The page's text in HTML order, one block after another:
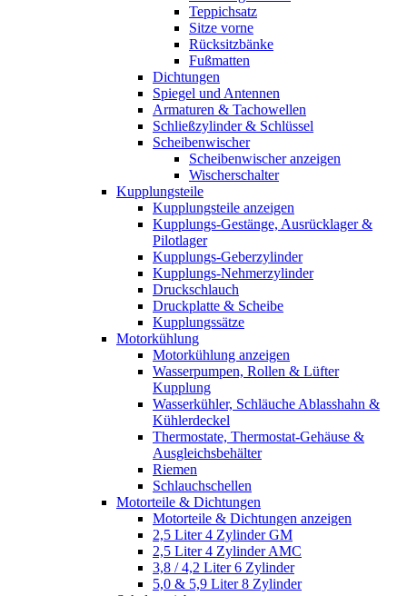
Teppichsatz
Sitze vorne
Rücksitzbänke
Fußmatten
Dichtungen
Spiegel und Antennen
Armaturen & Tachowellen
Schließzylinder & Schlüssel
Scheibenwischer
Scheibenwischer anzeigen
Wischerschalter
Kupplungsteile
Kupplungsteile anzeigen
Kupplungs-Gestänge, Ausrücklager &
Pilotlager
Kupplungs-Geberzylinder
Kupplungs-Nehmerzylinder
Druckschlauch
Druckplatte & Scheibe
Kupplungssätze
Motorkühlung
Motorkühlung anzeigen
Wasserpumpen, Rollen & Lüfter
Kupplung
Wasserkühler, Schläuche Ablasshahn &
Kühlerdeckel
Thermostate, Thermostat-Gehäuse &
Ausgleichsbehälter
Riemen
Schlauchschellen
Motorteile & Dichtungen
Motorteile & Dichtungen anzeigen
2,5 Liter 4 Zylinder GM
2,5 Liter 4 Zylinder AMC
3,8 / 4,2 Liter 6 Zylinder
5,0 & 5,9 Liter 8 Zylinder